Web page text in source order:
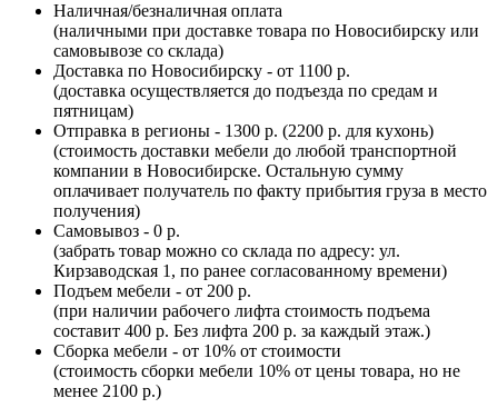
Наличная/безналичная оплата
(наличными при доставке товара по Новосибирску или
самовывозе со склада)
Доставка по Новосибирску - от 1100 р.
(доставка осуществляется до подъезда по средам и
пятницам)
Отправка в регионы - 1300 р. (2200 р. для кухонь)
(стоимость доставки мебели до любой транспортной
компании в Новосибирске. Остальную сумму
оплачивает получатель по факту прибытия груза в место
получения)
Самовывоз - 0 р.
(забрать товар можно со склада по адресу: ул.
Кирзаводская 1, по ранее согласованному времени)
Подъем мебели - от 200 р.
(при наличии рабочего лифта стоимость подъема
составит 400 р. Без лифта 200 р. за каждый этаж.)
Сборка мебели - от 10% от стоимости
(стоимость сборки мебели 10% от цены товара, но не
менее 2100 р.)